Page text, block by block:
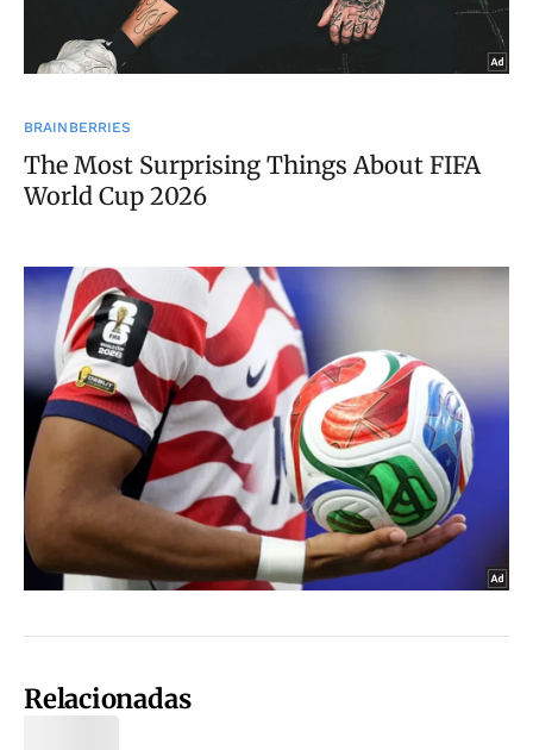
Relacionadas